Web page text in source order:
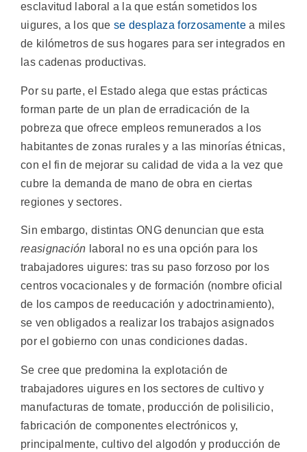
esclavitud laboral a la que están sometidos los
uigures, a los que se desplaza forzosamentea miles
de kilómetros de sus hogares para ser integrados en
las cadenas productivas.
Por su parte, el Estado alega que estas prácticas
forman parte de un plan de erradicación de la
pobreza que ofrece empleos remunerados a los
habitantes de zonas rurales y a las minorías étnicas,
con el fin de mejorar su calidad de vida a la vez que
cubre la demanda de mano de obra en ciertas
regiones y sectores.
Sin embargo, distintas ONG denuncian que esta
reasignación laboral no es una opción para los
trabajadores uigures: tras su paso forzoso por los
centros vocacionales y de formación (nombre oficial
de los campos de reeducación y adoctrinamiento),
se ven obligados a realizar los trabajos asignados
por el gobierno con unas condiciones dadas.
Se cree que predomina la explotación de
trabajadores uigures en los sectores de cultivo y
manufacturas de tomate, producción de polisilicio,
fabricación de componentes electrónicos y,
principalmente, cultivo del algodón y producción de